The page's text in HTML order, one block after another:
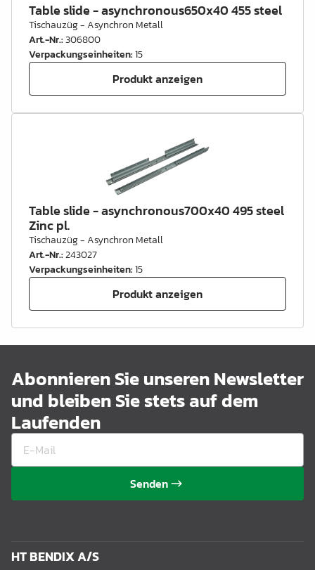
Table slide - asynchronous650x40 455 steel
Tischauzüg - Asynchron Metall
Art.-Nr.:306800
Verpackungseinheiten:15
Produkt anzeigen
Table slide - asynchronous700x40 495 steel
Zinc pl.
Tischauzüg - Asynchron Metall
Art.-Nr.:243027
Verpackungseinheiten:15
Produkt anzeigen
Abonnieren Sie unseren Newsletter
und bleiben Sie stets auf dem
Laufenden
Senden
HT BENDIX A/S